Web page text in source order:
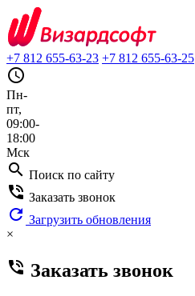
+7 812 655-63-23 +7 812 655-63-25
query_builder
Пн-
пт,
09:00-
18:00
Мск
search Поиск по сайту
phone_in_talk Заказать звонок
refresh Загрузить обновления
×
phone_in_talk Заказать звонок